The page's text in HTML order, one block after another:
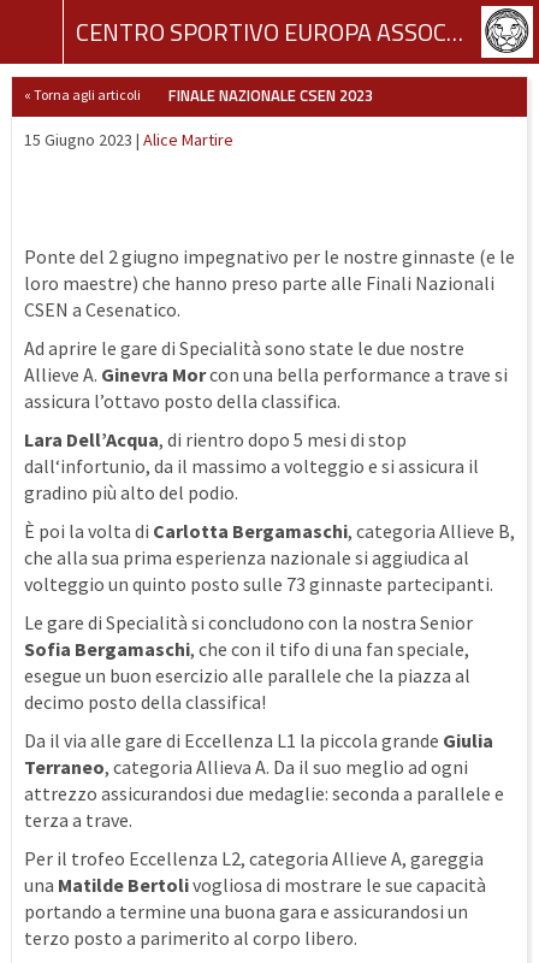
CENTRO SPORTIVO EUROPA ASSOCIAZIONE SPORTIVA DILETTANTISTICA
« Torna agli articoli FINALE NAZIONALE CSEN 2023
15 Giugno 2023 | Alice Martire
Ponte del 2 giugno impegnativo per le nostre ginnaste (e le
loro maestre) che hanno preso parte alle Finali Nazionali
CSEN a Cesenatico.
Ad aprire le gare di Specialità sono state le due nostre
Allieve A. Ginevra Morcon una bella performance a trave si
assicura l’ottavo posto della classifica.
Lara Dell’Acqua, di rientro dopo 5 mesi di stop
dall‘infortunio, da il massimo a volteggio e si assicura il
gradino più alto del podio.
È poi la volta di Carlotta Bergamaschi, categoria Allieve B,
che alla sua prima esperienza nazionale si aggiudica al
volteggio un quinto posto sulle 73 ginnaste partecipanti.
Le gare di Specialità si concludono con la nostra Senior
Sofia Bergamaschi, che con il tifo di una fan speciale,
esegue un buon esercizio alle parallele che la piazza al
decimo posto della classifica!
Da il via alle gare di Eccellenza L1 la piccola grande Giulia
Terraneo, categoria Allieva A. Da il suo meglio ad ogni
attrezzo assicurandosi due medaglie: seconda a parallele e
terza a trave.
Per il trofeo Eccellenza L2, categoria Allieve A, gareggia
una Matilde Bertolivogliosa di mostrare le sue capacità
portando a termine una buona gara e assicurandosi un
terzo posto a parimerito al corpo libero.